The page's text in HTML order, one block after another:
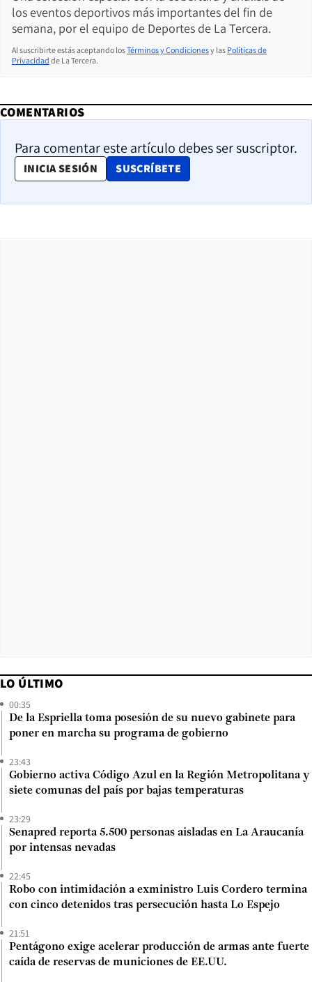
los eventos deportivos más importantes del fin de
semana, por el equipo de Deportes de La Tercera.
Al suscribirte estás aceptando losTérminos y Condicionesy las Políticas de
Privacidad de La Tercera.
COMENTARIOS
Para comentar este artículo debes ser suscriptor.
INICIA SESIÓN SUSCRÍBETE
OPENS IN NEW WINDOW
LO ÚLTIMO
00:35
De la Espriella toma posesión de su nuevo gabinete para
poner en marcha su programa de gobierno
23:43
Gobierno activa Código Azul en la Región Metropolitana y
siete comunas del país por bajas temperaturas
23:29
Senapred reporta 5.500 personas aisladas en La Araucanía
por intensas nevadas
22:45
Robo con intimidación a exministro Luis Cordero termina
con cinco detenidos tras persecución hasta Lo Espejo
21:51
Pentágono exige acelerar producción de armas ante fuerte
caída de reservas de municiones de EE.UU.